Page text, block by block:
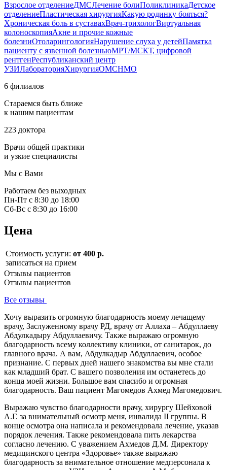
Взрослое отделениеДМСЛечение болиПоликлиникаДетское
отделениеПластическая хирургияКакую родинку бояться?
Хроническая боль в суставахВрач-трихологВиртуальная
колоноскопияАкне и прочие кожные
болезниОтоларингологияНарушение слуха у детейПамятка
пациенту с язвенной болезньюМРТ/МСКТ, цифровой
рентгенРеспубликанский центр
УЗИЛабораторияХирургияОМСНМО
6 филиалов
Стараемся быть ближе
к нашим пациентам
223 доктора
Врачи общей практики
и узкие специалисты
Мы с Вами
Работаем без выходных
Пн-Пт с 8:30 до 18:00
Сб-Вс с 8:30 до 16:00
Цена
Стоимость услуги: от 400 р.
записаться на прием
Отзывы пациентов
Отзывы пациентов
Все отзывы
Хочу выразить огромную благодарность моему лечащему
врачу, Заслуженному врачу РД, врачу от Аллаха – Абдуллаеву
Абдулкадыру Абдуллаевичу. Также выражаю огромную
благодарность всему коллективу клиники, от санитарок, до
главного врача. А вам, Абдулкадыр Абдуллаевич, особое
признание. С первых дней нашего знакомства вы мне стали
как младший брат. С вашего позволения им останетесь до
конца моей жизни. Большое вам спасибо и огромная
благодарность. Ваш пациент Магомедов Ахмед Магомедович.
Выражаю чувство благодарности врачу, хирургу Шейховой
А.Г. за внимательный осмотр меня, инвалида II группы. В
конце осмотра она написала и рекомендовала лечение, указав
порядок лечения. Также рекомендовала пить лекарства
согласно лечению. С уважением Ахмедов Д.М. Директору
медицинского центра «Здоровье» также выражаю
благодарность за внимательное отношение медперсонала к